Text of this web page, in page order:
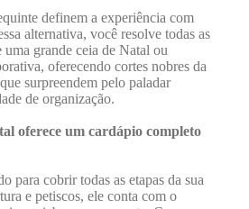
definem a experiência com
alternativa, você resolve todas as
uma grande ceia de Natal ou
oferecendo cortes nobres da
surpreendem pelo paladar
de organização.
oferece um cardápio completo
para cobrir todas as etapas da sua
e petiscos, ele conta com o